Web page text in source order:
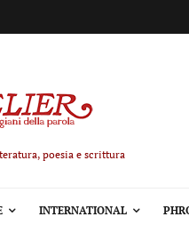
poesia e scrittura
INTERNATIONAL